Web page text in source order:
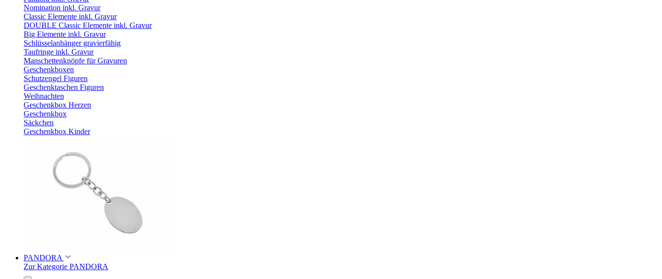
Nomination inkl. Gravur
Classic Elemente inkl. Gravur
DOUBLE Classic Elemente inkl. Gravur
Big Elemente inkl. Gravur
Schlüsselanhänger gravierfähig
Taufringe inkl. Gravur
Manschettenknöpfe für Gravuren
Geschenkboxen
Schutzengel Figuren
Geschenktaschen Figuren
Weihnachten
Geschenkbox Herzen
Geschenkbox
Säckchen
Geschenkbox Kinder
PANDORA
Zur Kategorie PANDORA